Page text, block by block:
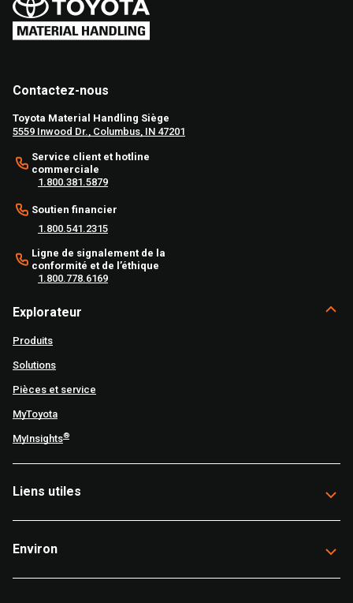
Contactez-nous
Toyota Material Handling Siège
5559 Inwood Dr., Columbus, IN 47201
Service client et hotline
commerciale
1.800.381.5879
Soutien financier
1.800.541.2315
Ligne de signalement de la
conformité et de l’éthique
1.800.778.6169
Explorateur
Produits
Solutions
Pièces et service
MyToyota
MyInsights®
Liens utiles
Environ